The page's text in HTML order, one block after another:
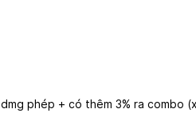
phép + có thêm 3% ra combo